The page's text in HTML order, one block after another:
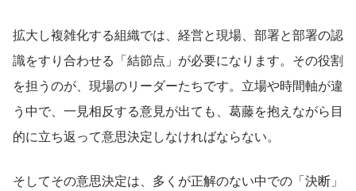
拡大し複雑化する組織では、経営と現場、部署と部署の認
識をすり合わせる「結節点」が必要になります。その役割
を担うのが、現場のリーダーたちです。立場や時間軸が違
う中で、一見相反する意見が出ても、葛藤を抱えながら目
的に立ち返って意思決定しなければならない。
そしてその意思決定は、多くが正解のない中での「決断」